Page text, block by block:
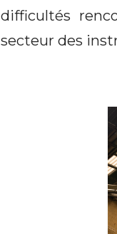
difficultés
secteur des